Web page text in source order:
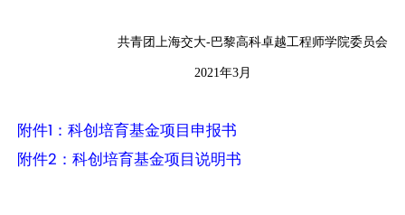
共青团上海交大-巴黎高科卓越工程师学院委员会
2021年3月
附件1：科创培育基金项目申报书
附件2：科创培育基金项目说明书